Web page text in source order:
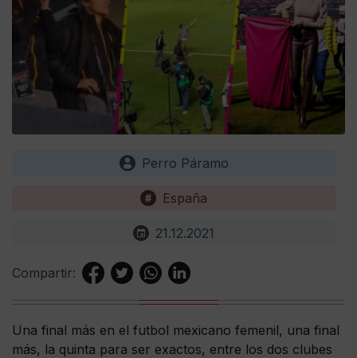
Perro Páramo
España
21.12.2021
Compartir:
Una final más en el futbol mexicano femenil, una final
más, la quinta para ser exactos, entre los dos clubes